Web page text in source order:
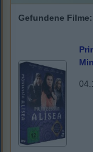
Gefundene Filme: